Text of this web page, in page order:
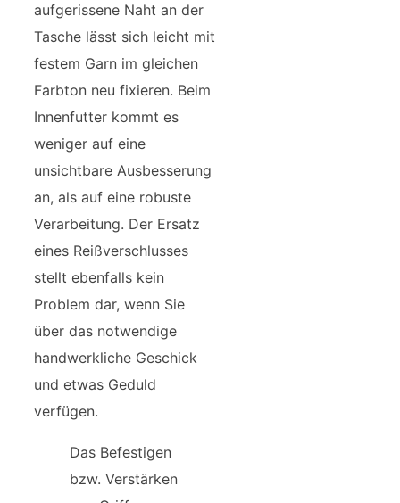
aufgerissene Naht an der
Tasche lässt sich leicht mit
festem Garn im gleichen
Farbton neu fixieren. Beim
Innenfutter kommt es
weniger auf eine
unsichtbare Ausbesserung
an, als auf eine robuste
Verarbeitung. Der Ersatz
eines Reißverschlusses
stellt ebenfalls kein
Problem dar, wenn Sie
über das notwendige
handwerkliche Geschick
und etwas Geduld
verfügen.
Das Befestigen
bzw. Verstärken